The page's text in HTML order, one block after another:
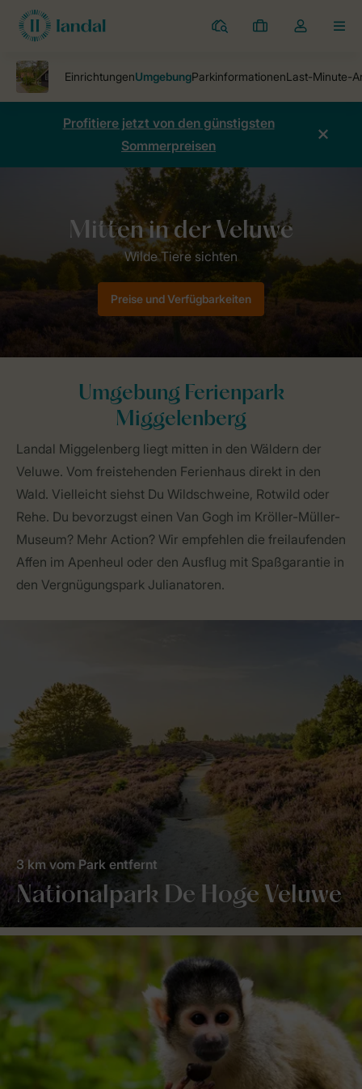
Ferienparks
Meine
Dropdown-
öffnen
Profitiere jetzt von den günstigsten
Sommerpreisen
Ferienpark Miggelenberg Umgebung
Preise und Verfügbarkeiten
Umgebung Ferienpark
Miggelenberg
Landal Miggelenberg liegt mitten in den Wäldern der
Veluwe. Vom freistehenden Ferienhaus direkt in den
Wald. Vielleicht siehst Du Wildschweine, Rotwild oder
Rehe. Du bevorzugst einen Van Gogh im Kröller-Müller-
Museum? Mehr Action? Wir empfehlen die freilaufenden
Affen im Apenheul oder den Ausflug mit Spaßgarantie in
den Vergnügungspark Julianatoren.
Nationalpark De Hoge Veluwe
3 km vom Park entfernt